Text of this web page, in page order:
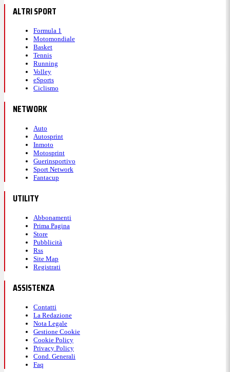
ALTRI SPORT
Formula 1
Motomondiale
Basket
Tennis
Running
Volley
eSports
Ciclismo
NETWORK
Auto
Autosprint
Inmoto
Motosprint
Guerinsportivo
Sport Network
Fantacup
UTILITY
Abbonamenti
Prima Pagina
Store
Pubblicità
Rss
Site Map
Registrati
ASSISTENZA
Contatti
La Redazione
Nota Legale
Gestione Cookie
Cookie Policy
Privacy Policy
Cond. Generali
Faq